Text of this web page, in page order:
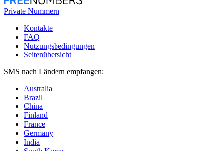
Private Nummern
Kontakte
FAQ
Nutzungsbedingungen
Seitenübersicht
SMS nach Ländern empfangen:
Australia
Brazil
China
Finland
France
Germany
India